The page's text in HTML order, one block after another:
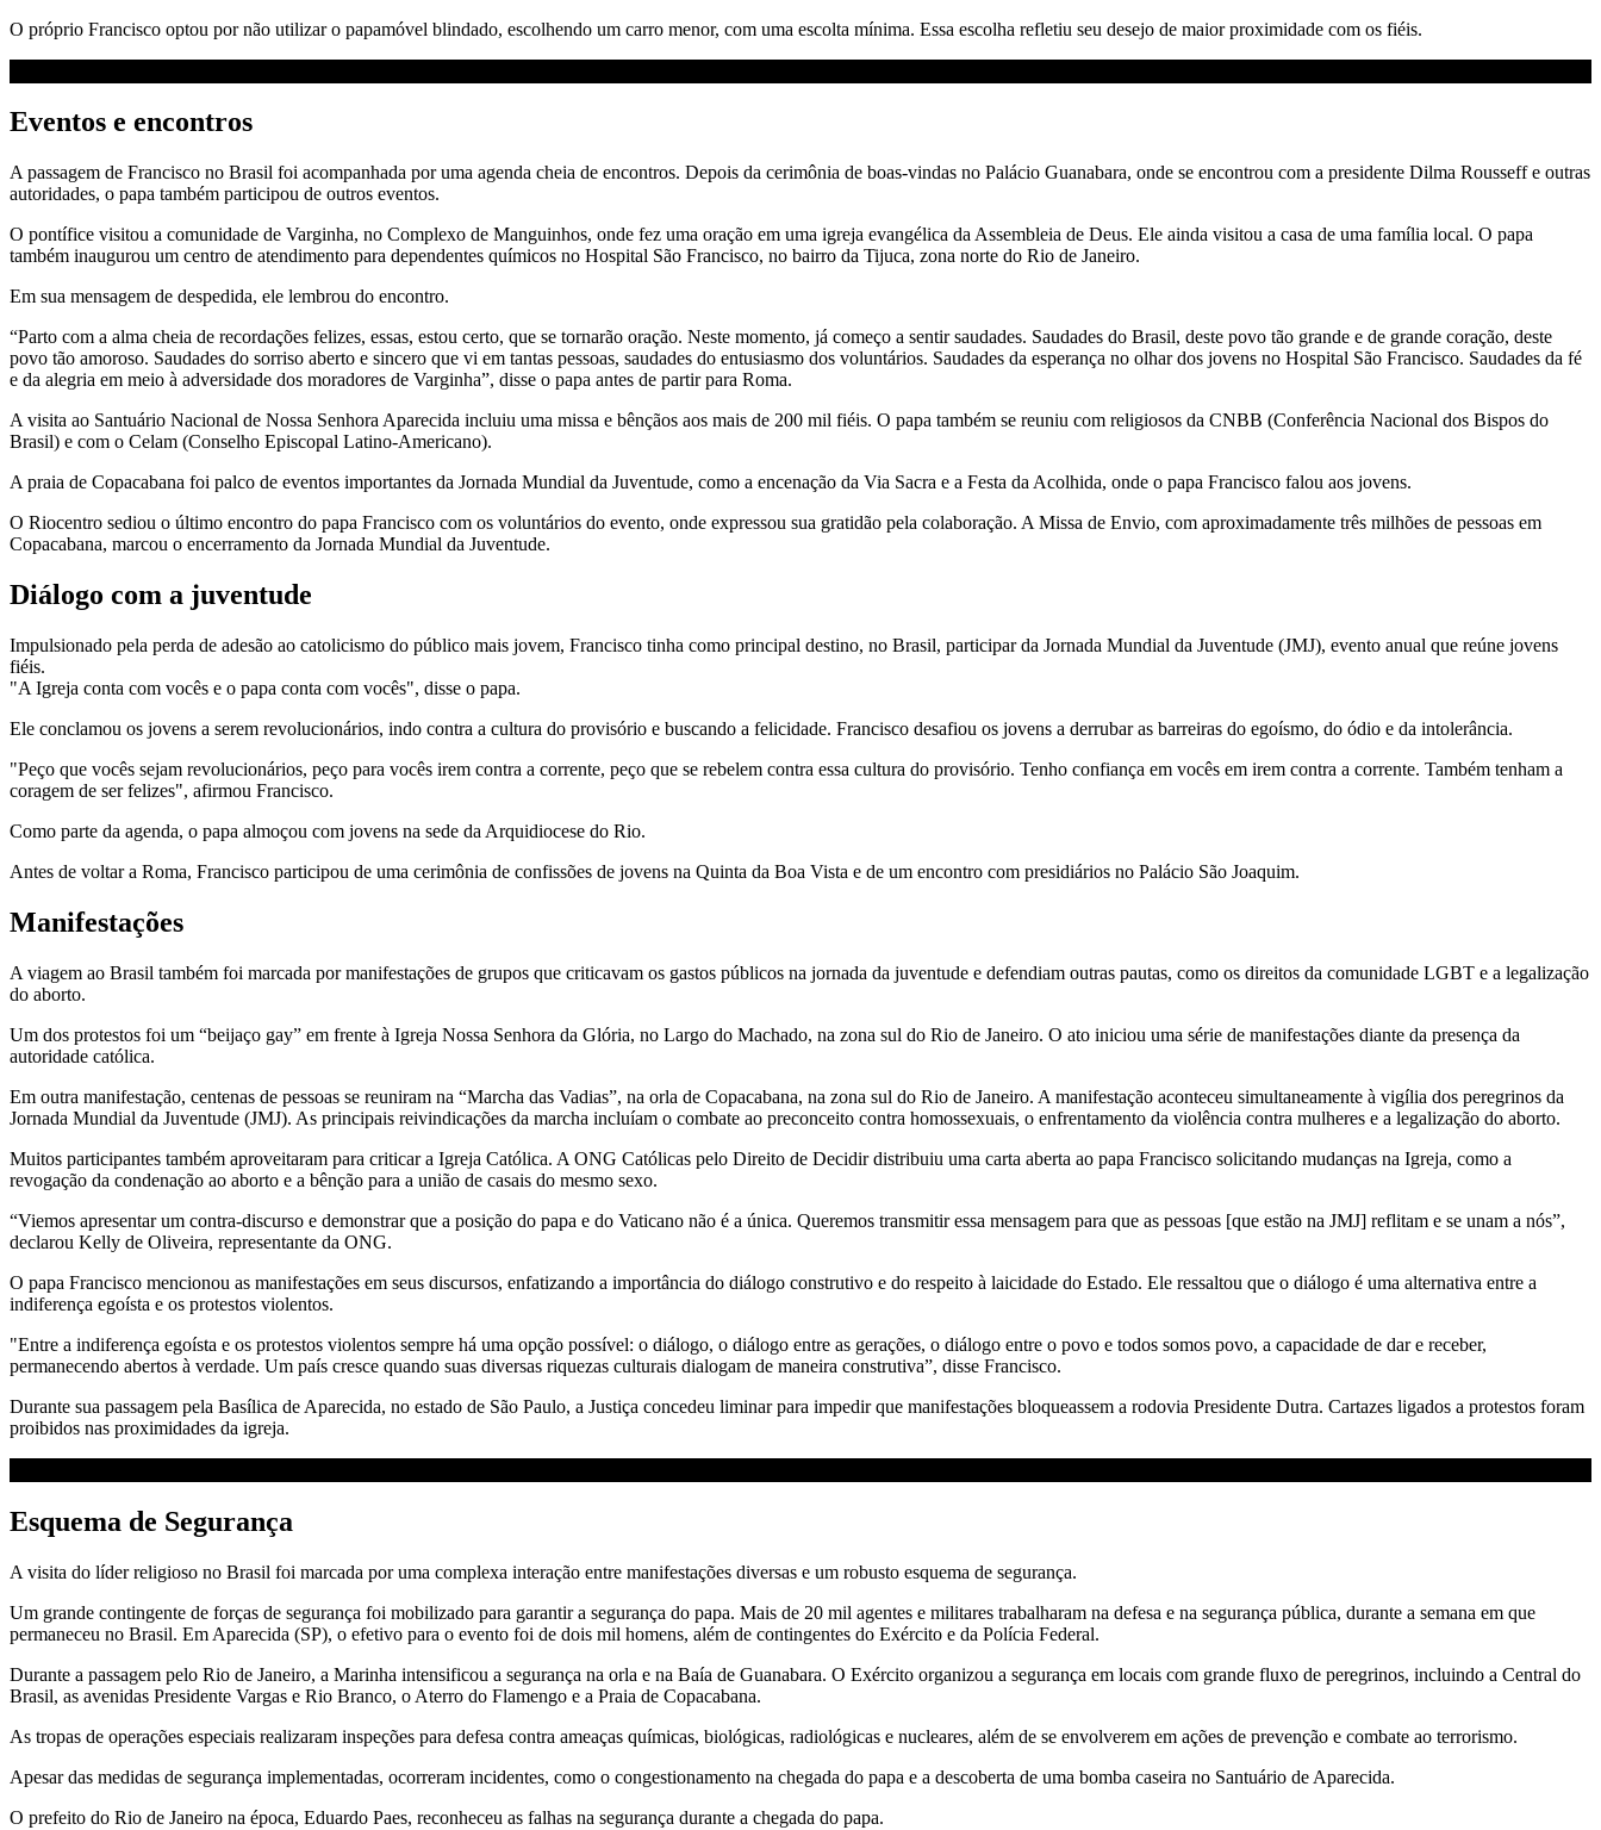
O próprio Francisco optou por não utilizar o papamóvel blindado, escolhendo um carro menor, com uma escolta mínima. Essa escolha refletiu seu desejo de maior proximidade com os fiéis.
Eventos e encontros
A passagem de Francisco no Brasil foi acompanhada por uma agenda cheia de encontros. Depois da cerimônia de boas-vindas no Palácio Guanabara, onde se encontrou com a presidente Dilma Rousseff e outras
autoridades, o papa também participou de outros eventos.
O pontífice visitou a comunidade de Varginha, no Complexo de Manguinhos, onde fez uma oração em uma igreja evangélica da Assembleia de Deus. Ele ainda visitou a casa de uma família local. O papa
também inaugurou um centro de atendimento para dependentes químicos no Hospital São Francisco, no bairro da Tijuca, zona norte do Rio de Janeiro.
Em sua mensagem de despedida, ele lembrou do encontro.
“Parto com a alma cheia de recordações felizes, essas, estou certo, que se tornarão oração. Neste momento, já começo a sentir saudades. Saudades do Brasil, deste povo tão grande e de grande coração, deste
povo tão amoroso. Saudades do sorriso aberto e sincero que vi em tantas pessoas, saudades do entusiasmo dos voluntários. Saudades da esperança no olhar dos jovens no Hospital São Francisco. Saudades da fé
e da alegria em meio à adversidade dos moradores de Varginha”, disse o papa antes de partir para Roma.
A visita ao Santuário Nacional de Nossa Senhora Aparecida incluiu uma missa e bênçãos aos mais de 200 mil fiéis. O papa também se reuniu com religiosos da CNBB (Conferência Nacional dos Bispos do
Brasil) e com o Celam (Conselho Episcopal Latino-Americano).
A praia de Copacabana foi palco de eventos importantes da Jornada Mundial da Juventude, como a encenação da Via Sacra e a Festa da Acolhida, onde o papa Francisco falou aos jovens.
O Riocentro sediou o último encontro do papa Francisco com os voluntários do evento, onde expressou sua gratidão pela colaboração. A Missa de Envio, com aproximadamente três milhões de pessoas em
Copacabana, marcou o encerramento da Jornada Mundial da Juventude.
Diálogo com a juventude
Impulsionado pela perda de adesão ao catolicismo do público mais jovem, Francisco tinha como principal destino, no Brasil, participar da Jornada Mundial da Juventude (JMJ), evento anual que reúne jovens
fiéis.
"A Igreja conta com vocês e o papa conta com vocês", disse o papa.
Ele conclamou os jovens a serem revolucionários, indo contra a cultura do provisório e buscando a felicidade. Francisco desafiou os jovens a derrubar as barreiras do egoísmo, do ódio e da intolerância.
"Peço que vocês sejam revolucionários, peço para vocês irem contra a corrente, peço que se rebelem contra essa cultura do provisório. Tenho confiança em vocês em irem contra a corrente. Também tenham a
coragem de ser felizes", afirmou Francisco.
Como parte da agenda, o papa almoçou com jovens na sede da Arquidiocese do Rio.
Antes de voltar a Roma, Francisco participou de uma cerimônia de confissões de jovens na Quinta da Boa Vista e de um encontro com presidiários no Palácio São Joaquim.
Manifestações
A viagem ao Brasil também foi marcada por manifestações de grupos que criticavam os gastos públicos na jornada da juventude e defendiam outras pautas, como os direitos da comunidade LGBT e a legalização
do aborto.
Um dos protestos foi um “beijaço gay” em frente à Igreja Nossa Senhora da Glória, no Largo do Machado, na zona sul do Rio de Janeiro. O ato iniciou uma série de manifestações diante da presença da
autoridade católica.
Em outra manifestação, centenas de pessoas se reuniram na “Marcha das Vadias”, na orla de Copacabana, na zona sul do Rio de Janeiro. A manifestação aconteceu simultaneamente à vigília dos peregrinos da
Jornada Mundial da Juventude (JMJ). As principais reivindicações da marcha incluíam o combate ao preconceito contra homossexuais, o enfrentamento da violência contra mulheres e a legalização do aborto.
Muitos participantes também aproveitaram para criticar a Igreja Católica. A ONG Católicas pelo Direito de Decidir distribuiu uma carta aberta ao papa Francisco solicitando mudanças na Igreja, como a
revogação da condenação ao aborto e a bênção para a união de casais do mesmo sexo.
“Viemos apresentar um contra-discurso e demonstrar que a posição do papa e do Vaticano não é a única. Queremos transmitir essa mensagem para que as pessoas [que estão na JMJ] reflitam e se unam a nós”,
declarou Kelly de Oliveira, representante da ONG.
O papa Francisco mencionou as manifestações em seus discursos, enfatizando a importância do diálogo construtivo e do respeito à laicidade do Estado. Ele ressaltou que o diálogo é uma alternativa entre a
indiferença egoísta e os protestos violentos.
"Entre a indiferença egoísta e os protestos violentos sempre há uma opção possível: o diálogo, o diálogo entre as gerações, o diálogo entre o povo e todos somos povo, a capacidade de dar e receber,
permanecendo abertos à verdade. Um país cresce quando suas diversas riquezas culturais dialogam de maneira construtiva”, disse Francisco.
Durante sua passagem pela Basílica de Aparecida, no estado de São Paulo, a Justiça concedeu liminar para impedir que manifestações bloqueassem a rodovia Presidente Dutra. Cartazes ligados a protestos foram
proibidos nas proximidades da igreja.
Esquema de Segurança
A visita do líder religioso no Brasil foi marcada por uma complexa interação entre manifestações diversas e um robusto esquema de segurança.
Um grande contingente de forças de segurança foi mobilizado para garantir a segurança do papa. Mais de 20 mil agentes e militares trabalharam na defesa e na segurança pública, durante a semana em que
permaneceu no Brasil. Em Aparecida (SP), o efetivo para o evento foi de dois mil homens, além de contingentes do Exército e da Polícia Federal.
Durante a passagem pelo Rio de Janeiro, a Marinha intensificou a segurança na orla e na Baía de Guanabara. O Exército organizou a segurança em locais com grande fluxo de peregrinos, incluindo a Central do
Brasil, as avenidas Presidente Vargas e Rio Branco, o Aterro do Flamengo e a Praia de Copacabana.
As tropas de operações especiais realizaram inspeções para defesa contra ameaças químicas, biológicas, radiológicas e nucleares, além de se envolverem em ações de prevenção e combate ao terrorismo.
Apesar das medidas de segurança implementadas, ocorreram incidentes, como o congestionamento na chegada do papa e a descoberta de uma bomba caseira no Santuário de Aparecida.
O prefeito do Rio de Janeiro na época, Eduardo Paes, reconheceu as falhas na segurança durante a chegada do papa.